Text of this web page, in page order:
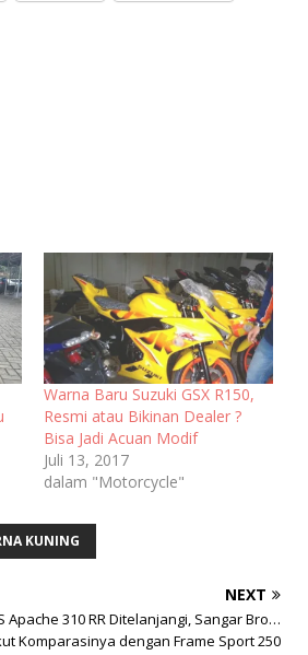
Warna Baru Suzuki GSX R150,
Resmi atau Bikinan Dealer ?
Bisa Jadi Acuan Modif
Juli 13, 2017
dalam "Motorcycle"
KUNING
NEXT
Apache 310 RR Ditelanjangi, Sangar Bro…
Komparasinya dengan Frame Sport 250